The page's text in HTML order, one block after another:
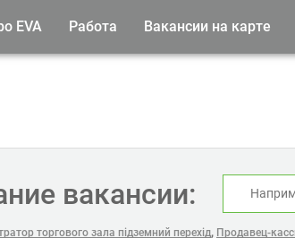
EVA Работа Вакансии на карте
вакансии:
торгового зала підземний перехід, Продавец-